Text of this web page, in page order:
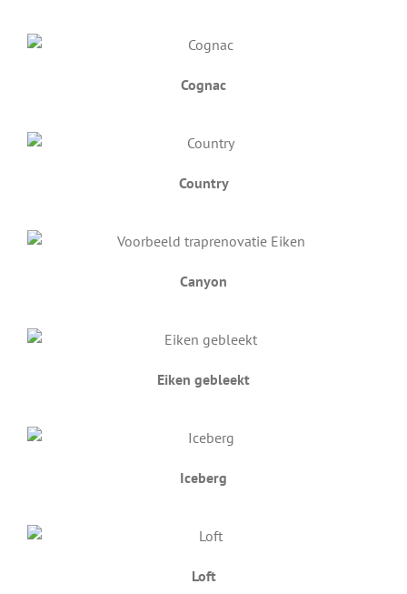
Cognac
Country
Canyon
Eiken gebleekt
Iceberg
Loft